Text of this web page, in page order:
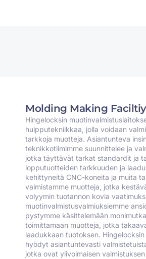
Molding Making Faciltiy
Hingelocksin
huipputekniikkaa, jolla voidaan
tarkkoja muotteja. Asiantunteva
teknikkotiimimme suunnittelee ja
jotka täyttävät tarkat standardit ja
lopputuotteiden tarkkuuden ja
kehittyneitä CNC-koneita ja muita
valmistamme muotteja, jotka
volyymin tuotannon kovia
muotinvalmistusvalmiuksiemme
pystymme käsittelemään
toimittamaan muotteja, jotka
laadukkaan tuotoksen. Hingelocksin
hyödyt asiantuntevasti
jotka ovat ylivoimaisen